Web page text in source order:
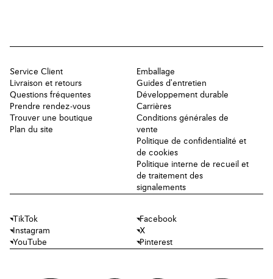
Service Client
Livraison et retours
Questions fréquentes
Prendre rendez-vous
Trouver une boutique
Plan du site
Emballage
Guides d'entretien
Développement durable
Carrières
Conditions générales de
vente
Politique de confidentialité et
de cookies
Politique interne de recueil et
de traitement des
signalements
TikTok
Facebook
Instagram
X
YouTube
Pinterest